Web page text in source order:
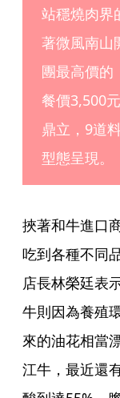
站穩燒肉界
著微風南山
團最高價的
餐價3,500
鼎立，9道
型態呈現。
挾著和牛進口
吃到各種不同
店長林榮廷表
牛則因為養殖
來的油花相當
江牛，最近還